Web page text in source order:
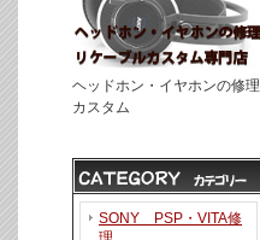
ヘッドホン・イヤホンの修理
カスタム
SONY PSP・VITA修